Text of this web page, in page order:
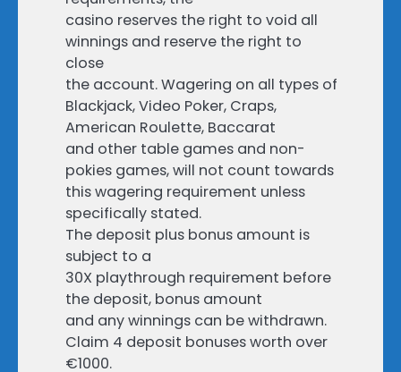
casino reserves the right to void all
winnings and reserve the right to
close
the account. Wagering on all types of
Blackjack, Video Poker, Craps,
American Roulette, Baccarat
and other table games and non-
pokies games, will not count towards
this wagering requirement unless
specifically stated.
The deposit plus bonus amount is
subject to a
30X playthrough requirement before
the deposit, bonus amount
and any winnings can be withdrawn.
Claim 4 deposit bonuses worth over
€1000.